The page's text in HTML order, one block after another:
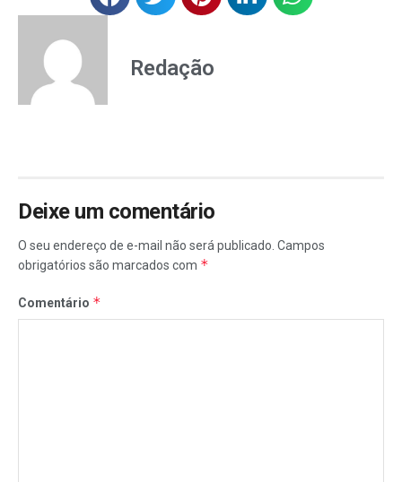
Redação
Deixe um comentário
O seu endereço de e-mail não será publicado. Campos
obrigatórios são marcados com *
Comentário *